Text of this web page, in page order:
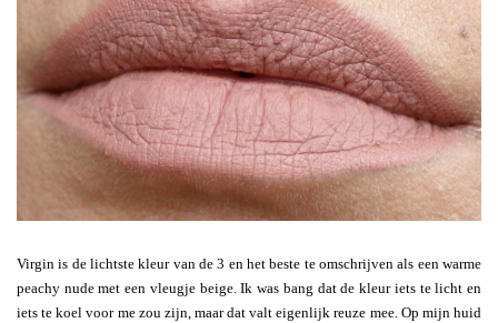
Virgin is de lichtste kleur van de 3 en het beste te omschrijven als een warme
peachy nude met een vleugje beige. Ik was bang dat de kleur iets te licht en
iets te koel voor me zou zijn, maar dat valt eigenlijk reuze mee. Op mijn huid